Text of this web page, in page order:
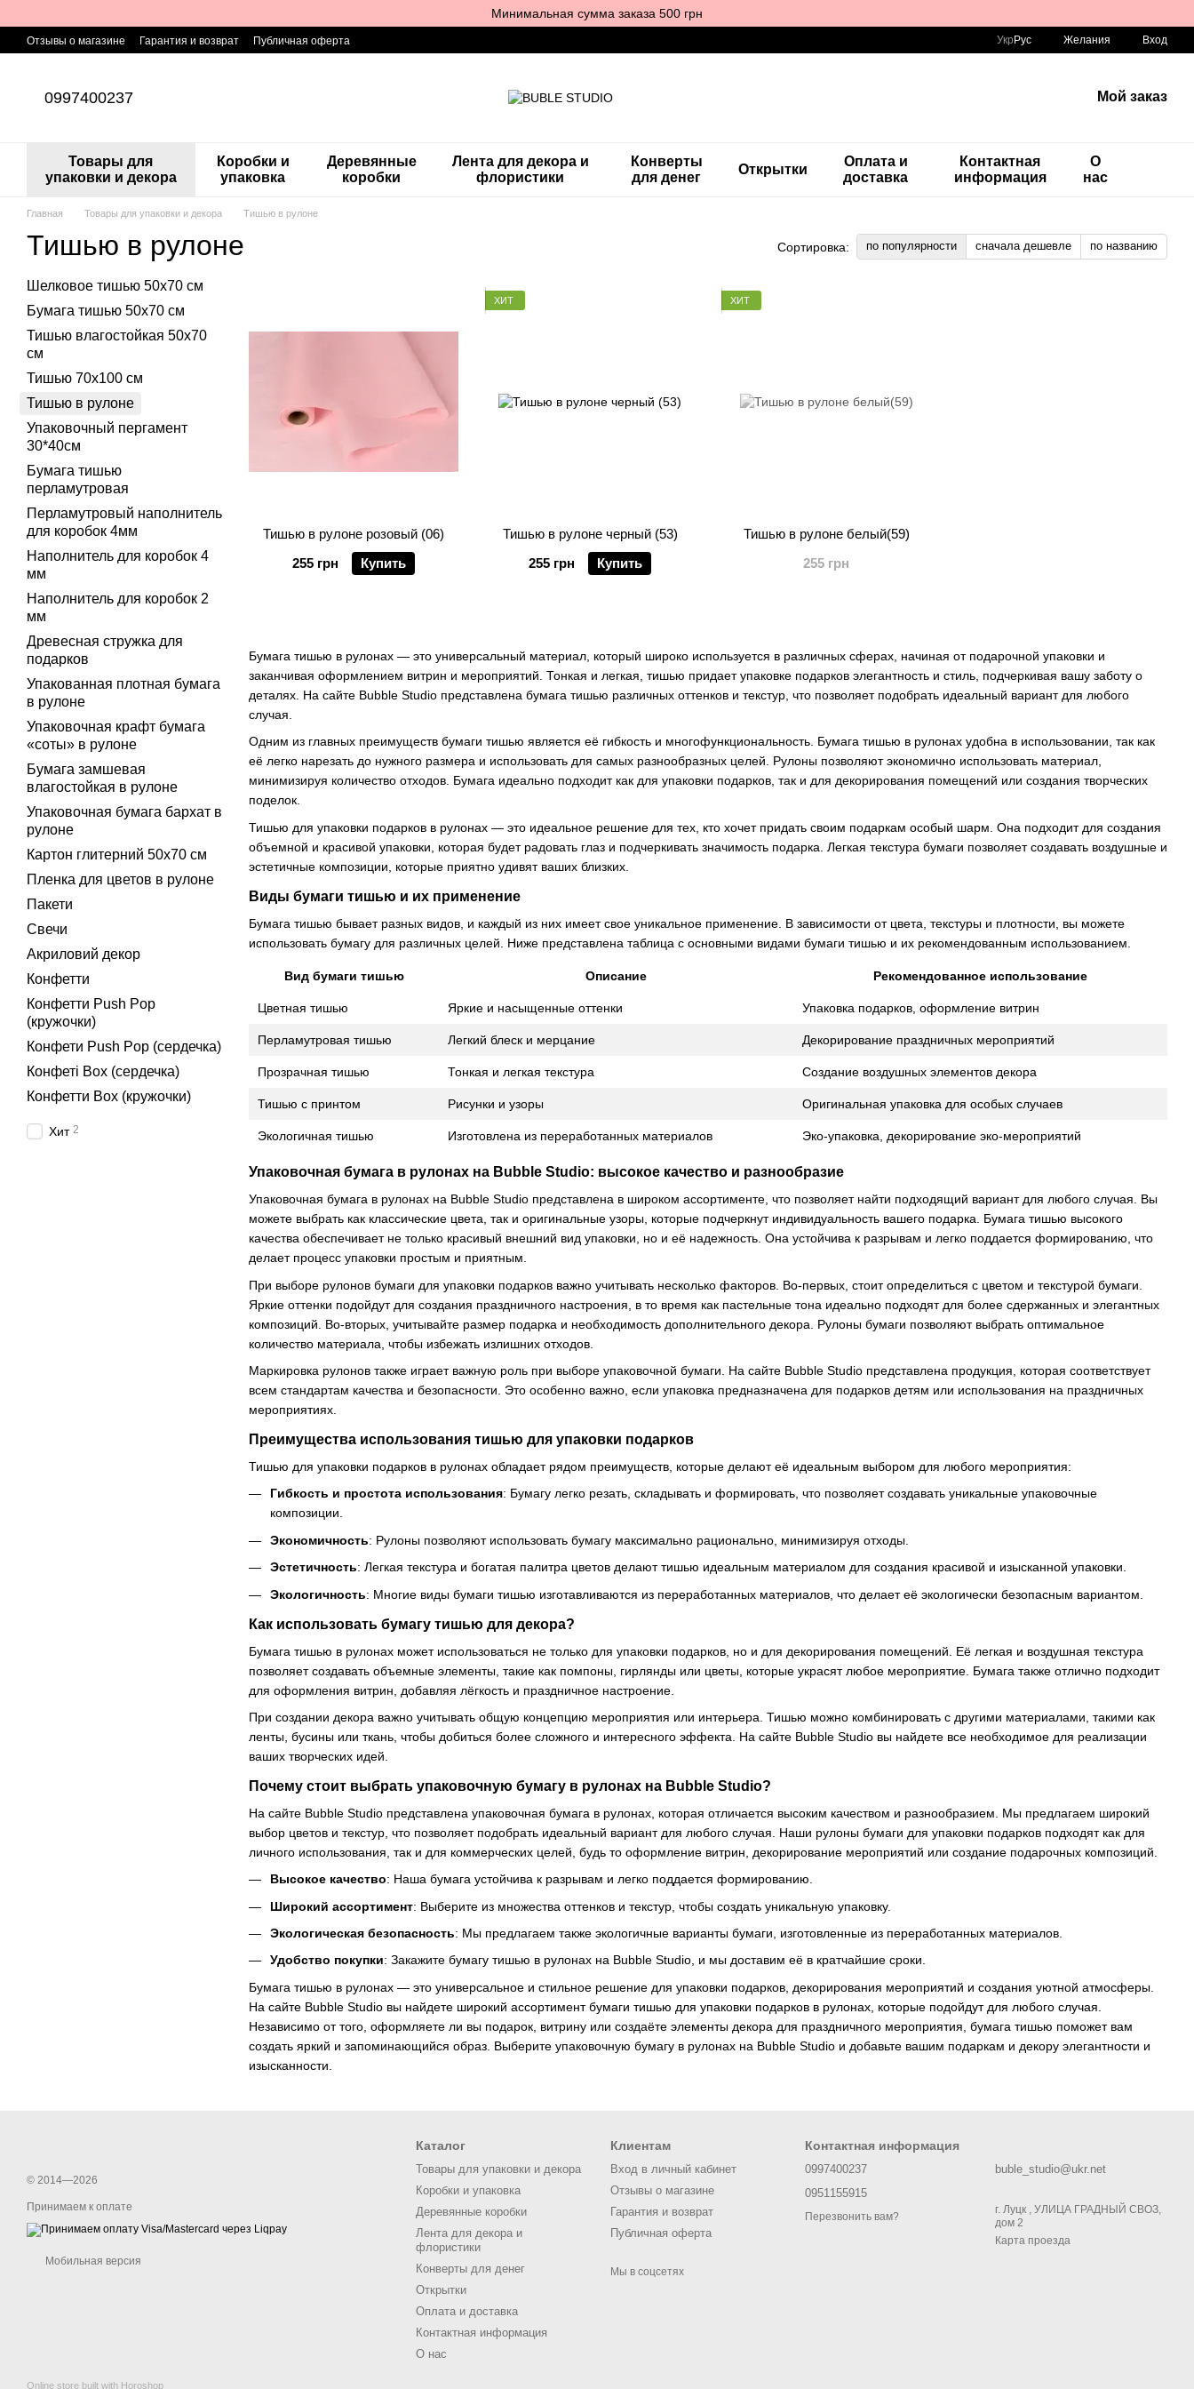
Минимальная сумма заказа 500 грн
Отзывы о магазине Гарантия и возврат Публичная оферта Укр Рус Желания Вход
0997400237 Мой заказ
Товары для
упаковки и декора
Коробки и
упаковка
Деревянные
коробки
Лента для декора и
флористики
Конверты
для денег
Открытки
Оплата и
доставка
Контактная
информация
О
нас
Главная Товары для упаковки и декора Тишью в рулоне
Тишью в рулоне Сортировка: по популярности сначала дешевле по названию
Бумага тишью в рулонах — это универсальный материал, который широко используется в различных сферах, начиная от подарочной упаковки и
заканчивая оформлением витрин и мероприятий. Тонкая и легкая, тишью придает упаковке подарков элегантность и стиль, подчеркивая вашу заботу о
деталях. На сайте Bubble Studio представлена бумага тишью различных оттенков и текстур, что позволяет подобрать идеальный вариант для любого
случая.
Одним из главных преимуществ бумаги тишью является её гибкость и многофункциональность. Бумага тишью в рулонах удобна в использовании, так как
её легко нарезать до нужного размера и использовать для самых разнообразных целей. Рулоны позволяют экономично использовать материал,
минимизируя количество отходов. Бумага идеально подходит как для упаковки подарков, так и для декорирования помещений или создания творческих
поделок.
Тишью для упаковки подарков в рулонах — это идеальное решение для тех, кто хочет придать своим подаркам особый шарм. Она подходит для создания
объемной и красивой упаковки, которая будет радовать глаз и подчеркивать значимость подарка. Легкая текстура бумаги позволяет создавать воздушные и
эстетичные композиции, которые приятно удивят ваших близких.
Виды бумаги тишью и их применение
Бумага тишью бывает разных видов, и каждый из них имеет свое уникальное применение. В зависимости от цвета, текстуры и плотности, вы можете
использовать бумагу для различных целей. Ниже представлена таблица с основными видами бумаги тишью и их рекомендованным использованием.
Вид бумаги тишью Описание Рекомендованное использование
Цветная тишью Яркие и насыщенные оттенки Упаковка подарков, оформление витрин
Перламутровая тишью Легкий блеск и мерцание Декорирование праздничных мероприятий
Прозрачная тишью Тонкая и легкая текстура Создание воздушных элементов декора
Тишью с принтом Рисунки и узоры Оригинальная упаковка для особых случаев
Экологичная тишью Изготовлена из переработанных материалов Эко-упаковка, декорирование эко-мероприятий
Упаковочная бумага в рулонах на Bubble Studio: высокое качество и разнообразие
Упаковочная бумага в рулонах на Bubble Studio представлена в широком ассортименте, что позволяет найти подходящий вариант для любого случая. Вы
можете выбрать как классические цвета, так и оригинальные узоры, которые подчеркнут индивидуальность вашего подарка. Бумага тишью высокого
качества обеспечивает не только красивый внешний вид упаковки, но и её надежность. Она устойчива к разрывам и легко поддается формированию, что
делает процесс упаковки простым и приятным.
При выборе рулонов бумаги для упаковки подарков важно учитывать несколько факторов. Во-первых, стоит определиться с цветом и текстурой бумаги.
Яркие оттенки подойдут для создания праздничного настроения, в то время как пастельные тона идеально подходят для более сдержанных и элегантных
композиций. Во-вторых, учитывайте размер подарка и необходимость дополнительного декора. Рулоны бумаги позволяют выбрать оптимальное
количество материала, чтобы избежать излишних отходов.
Маркировка рулонов также играет важную роль при выборе упаковочной бумаги. На сайте Bubble Studio представлена продукция, которая соответствует
всем стандартам качества и безопасности. Это особенно важно, если упаковка предназначена для подарков детям или использования на праздничных
мероприятиях.
Преимущества использования тишью для упаковки подарков
Тишью для упаковки подарков в рулонах обладает рядом преимуществ, которые делают её идеальным выбором для любого мероприятия:
Гибкость и простота использования: Бумагу легко резать, складывать и формировать, что позволяет создавать уникальные упаковочные
композиции.
Экономичность: Рулоны позволяют использовать бумагу максимально рационально, минимизируя отходы.
Эстетичность: Легкая текстура и богатая палитра цветов делают тишью идеальным материалом для создания красивой и изысканной упаковки.
Экологичность: Многие виды бумаги тишью изготавливаются из переработанных материалов, что делает её экологически безопасным вариантом.
Как использовать бумагу тишью для декора?
Бумага тишью в рулонах может использоваться не только для упаковки подарков, но и для декорирования помещений. Её легкая и воздушная текстура
позволяет создавать объемные элементы, такие как помпоны, гирлянды или цветы, которые украсят любое мероприятие. Бумага также отлично подходит
для оформления витрин, добавляя лёгкость и праздничное настроение.
При создании декора важно учитывать общую концепцию мероприятия или интерьера. Тишью можно комбинировать с другими материалами, такими как
ленты, бусины или ткань, чтобы добиться более сложного и интересного эффекта. На сайте Bubble Studio вы найдете все необходимое для реализации
ваших творческих идей.
Почему стоит выбрать упаковочную бумагу в рулонах на Bubble Studio?
На сайте Bubble Studio представлена упаковочная бумага в рулонах, которая отличается высоким качеством и разнообразием. Мы предлагаем широкий
выбор цветов и текстур, что позволяет подобрать идеальный вариант для любого случая. Наши рулоны бумаги для упаковки подарков подходят как для
личного использования, так и для коммерческих целей, будь то оформление витрин, декорирование мероприятий или создание подарочных композиций.
Высокое качество: Наша бумага устойчива к разрывам и легко поддается формированию.
Широкий ассортимент: Выберите из множества оттенков и текстур, чтобы создать уникальную упаковку.
Экологическая безопасность: Мы предлагаем также экологичные варианты бумаги, изготовленные из переработанных материалов.
Удобство покупки: Закажите бумагу тишью в рулонах на Bubble Studio, и мы доставим её в кратчайшие сроки.
Бумага тишью в рулонах — это универсальное и стильное решение для упаковки подарков, декорирования мероприятий и создания уютной атмосферы.
На сайте Bubble Studio вы найдете широкий ассортимент бумаги тишью для упаковки подарков в рулонах, которые подойдут для любого случая.
Независимо от того, оформляете ли вы подарок, витрину или создаёте элементы декора для праздничного мероприятия, бумага тишью поможет вам
создать яркий и запоминающийся образ. Выберите упаковочную бумагу в рулонах на Bubble Studio и добавьте вашим подаркам и декору элегантности и
изысканности.
Тишью в рулоне розовый (06)
255 грн
Купить
ХИТ
Тишью в рулоне черный (53)
255 грн
Купить
ХИТ
Тишью в рулоне белый(59)
255 грн
Шелковое тишью 50х70 см
Бумага тишью 50х70 см
Тишью влагостойкая 50х70
см
Тишью 70х100 см
Тишью в рулоне
Упаковочный пергамент
30*40см
Бумага тишью
перламутровая
Перламутровый наполнитель
для коробок 4мм
Наполнитель для коробок 4
мм
Наполнитель для коробок 2
мм
Древесная стружка для
подарков
Упакованная плотная бумага
в рулоне
Упаковочная крафт бумага
«соты» в рулоне
Бумага замшевая
влагостойкая в рулоне
Упаковочная бумага бархат в
рулоне
Картон глитерний 50х70 см
Пленка для цветов в рулоне
Пакети
Свечи
Акриловий декор
Конфетти
Конфетти Push Pop
(кружочки)
Конфети Push Pop (сердечка)
Конфеті Box (сердечка)
Конфетти Box (кружочки)
Хит 2
© 2014—2026
Принимаем к оплате
Мобильная версия
Online store built with Horoshop
Каталог
Товары для упаковки и декора
Коробки и упаковка
Деревянные коробки
Лента для декора и
флористики
Конверты для денег
Открытки
Оплата и доставка
Контактная информация
О нас
Клиентам
Вход в личный кабинет
Отзывы о магазине
Гарантия и возврат
Публичная оферта
Мы в соцсетях
Контактная информация
0997400237
0951155915
Перезвонить вам?
buble_studio@ukr.net
г. Луцк , УЛИЦА ГРАДНЫЙ СВОЗ,
дом 2
Карта проезда